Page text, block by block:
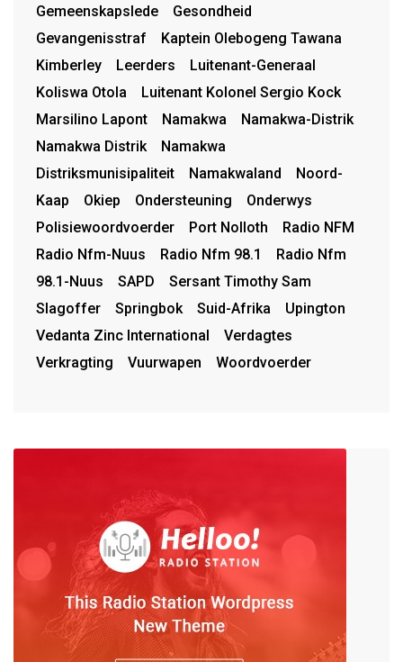
Gemeenskapslede
Gesondheid
Gevangenisstraf
Kaptein Olebogeng Tawana
Kimberley
Leerders
Luitenant-Generaal
Koliswa Otola
Luitenant Kolonel Sergio Kock
Marsilino Lapont
Namakwa
Namakwa-Distrik
Namakwa Distrik
Namakwa
Distriksmunisipaliteit
Namakwaland
Noord-
Kaap
Okiep Ondersteuning
Onderwys
Polisiewoordvoerder
Port Nolloth
Radio NFM
Radio Nfm-Nuus
Radio Nfm 98.1
Radio Nfm
98.1-Nuus
SAPD
Sersant Timothy Sam
Slagoffer
Springbok Suid-Afrika
Upington
Vedanta Zinc International
Verdagtes
Verkragting
Vuurwapen Woordvoerder